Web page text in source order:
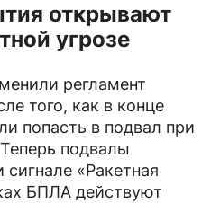
открывают
угрозе
регламент
того, как в конце
попасть в подвал при
подвалы
«Ракетная
БПЛА действуют